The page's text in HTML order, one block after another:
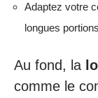
Adaptez votre
longues
Au fond, la
comme le